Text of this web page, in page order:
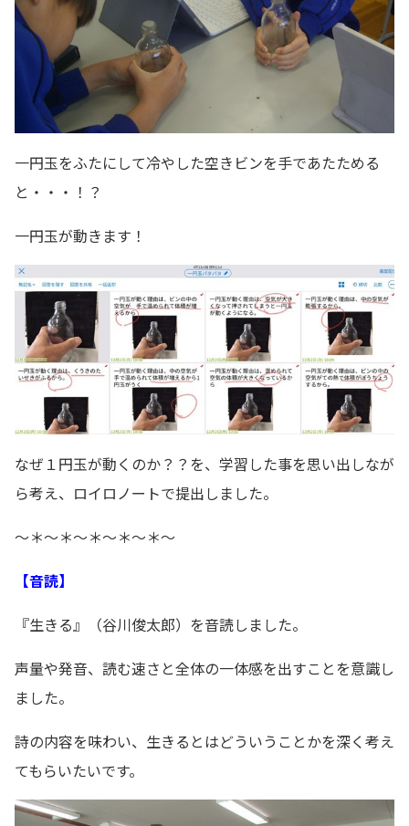
一円玉をふたにして冷やした空きビンを手であたためる
と・・・！？
一円玉が動きます！
なぜ１円玉が動くのか？？を、学習した事を思い出しなが
ら考え、ロイロノートで提出しました。
～＊～＊～＊～＊～＊～
【音読】
『生きる』（谷川俊太郎）を音読しました。
声量や発音、読む速さと全体の一体感を出すことを意識し
ました。
詩の内容を味わい、生きるとはどういうことかを深く考え
てもらいたいです。